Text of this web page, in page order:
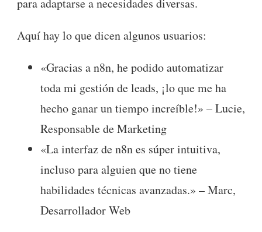
Aquí hay lo que dicen algunos usuarios:
«Gracias a n8n, he podido automatizar
toda mi gestión de leads, ¡lo que me ha
hecho ganar un tiempo increíble!» – Lucie,
Responsable de Marketing
«La interfaz de n8n es súper intuitiva,
incluso para alguien que no tiene
habilidades técnicas avanzadas.» – Marc,
Desarrollador Web